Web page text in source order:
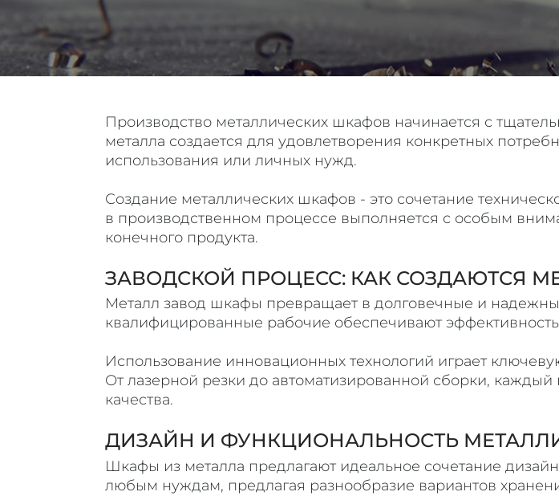
Производство металлических шкафов начинается с
металла создается для удовлетворения конкретных
использования или личных нужд.
Создание металлических шкафов - это сочетание
в производственном процессе выполняется с особым
конечного продукта.
ЗАВОДСКОЙ ПРОЦЕСС: КАК СОЗДАЮТСЯ
Металл завод шкафы превращает в долговечные и
квалифицированные рабочие обеспечивают
Использование инновационных технологий играет
От лазерной резки до автоматизированной сборки,
качества.
ДИЗАЙН И ФУНКЦИОНАЛЬНОСТЬ
Шкафы из металла предлагают идеальное сочетание
любым нуждам, предлагая разнообразие вариантов